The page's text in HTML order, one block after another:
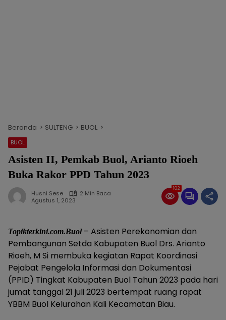
Beranda SULTENG BUOL
BUOL
Asisten II, Pemkab Buol, Arianto Rioeh
Buka Rakor PPD Tahun 2023
Husni Sese
2 Min Baca
Agustus 1, 2023
102
Topikterkini.com.Buol– Asisten Perekonomian dan
Pembangunan Setda Kabupaten Buol Drs. Arianto
Rioeh, M Si membuka kegiatan Rapat Koordinasi
Pejabat Pengelola Informasi dan Dokumentasi
(PPID) Tingkat Kabupaten Buol Tahun 2023 pada hari
jumat tanggal 21 juli 2023 bertempat ruang rapat
YBBM Buol Kelurahan Kali Kecamatan Biau.